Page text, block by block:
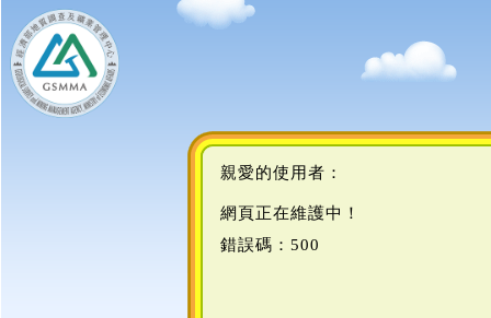
親愛的使用者：
網頁正在維護中！
錯誤碼：500